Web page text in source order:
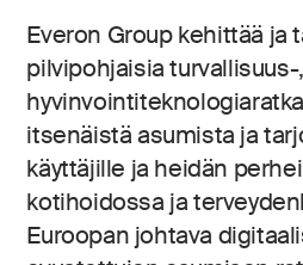
Everon Group kehittää ja
pilvipohjaisia turvallisuus-
itsenäistä asumista ja
käyttäjille ja heidän
kotihoidossa ja
Euroopan johtava